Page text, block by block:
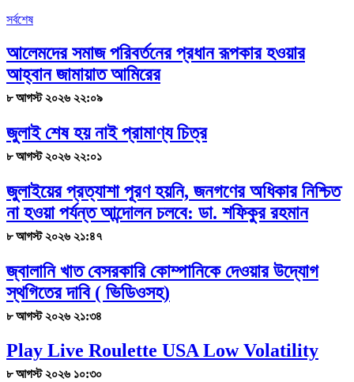
সর্বশেষ
আলেমদের সমাজ পরিবর্তনের প্রধান রূপকার হওয়ার
আহ্বান জামায়াত আমিরের
৮ আগস্ট ২০২৬ ২২:০৯
জুলাই শেষ হয় নাই প্রামাণ্য চিত্র
৮ আগস্ট ২০২৬ ২২:০১
জুলাইয়ের প্রত্যাশা পূরণ হয়নি, জনগণের অধিকার নিশ্চিত
না হওয়া পর্যন্ত আন্দোলন চলবে: ডা. শফিকুর রহমান
৮ আগস্ট ২০২৬ ২১:৪৭
জ্বালানি খাত বেসরকারি কোম্পানিকে দেওয়ার উদ্যোগ
স্থগিতের দাবি ( ভিডিওসহ)
৮ আগস্ট ২০২৬ ২১:৩৪
Play Live Roulette USA Low Volatility
৮ আগস্ট ২০২৬ ১০:৩০